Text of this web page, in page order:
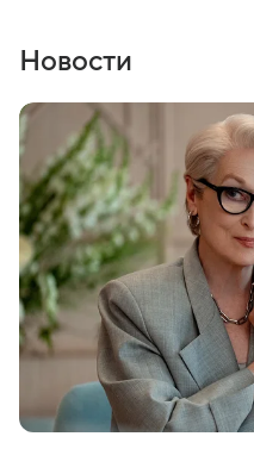
Новости